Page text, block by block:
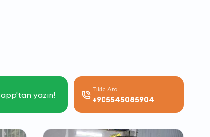
yazın!
Tıkla Ara
+905545085904